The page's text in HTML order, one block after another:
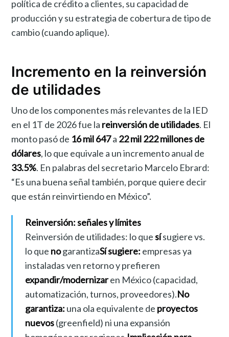
política de crédito a clientes, su capacidad de
producción y su estrategia de cobertura de tipo de
cambio (cuando aplique).
Incremento en la reinversión
de utilidades
Uno de los componentes más relevantes de la IED
en el 1T de 2026 fue la reinversión de utilidades. El
monto pasó de 16 mil 647a 22 mil 222 millones de
dólares, lo que equivale a un incremento anual de
33.5%. En palabras del secretario Marcelo Ebrard:
“Es una buena señal también, porque quiere decir
que están reinvirtiendo en México”.
Reinversión: señales y límites
Reinversión de utilidades: lo quesísugiere vs.
lo que nogarantizaSí sugiere: empresas ya
instaladas ven retorno y prefieren
expandir/modernizaren México (capacidad,
automatización, turnos, proveedores).No
garantiza: una ola equivalente de proyectos
nuevos(greenfield) ni una expansión